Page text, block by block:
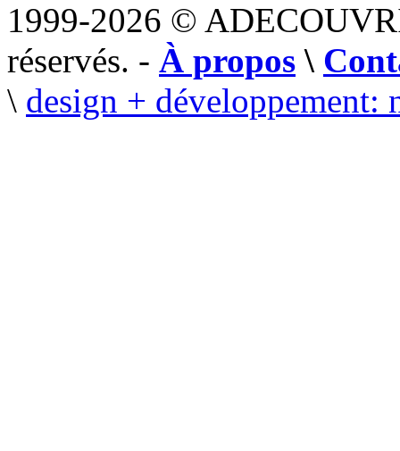
1999-2026 ©
réservés. - À propos \
\ design + développement: